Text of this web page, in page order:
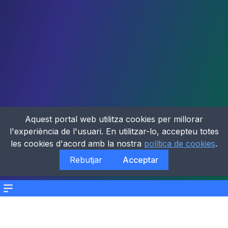
Menu
Aquest portal web utilitza cookies per millorar
l'experiència de l'usuari. En utilitzar-lo, accepteu totes
les cookies d'acord amb la nostra política de cookies.
Rebutjar
Acceptar